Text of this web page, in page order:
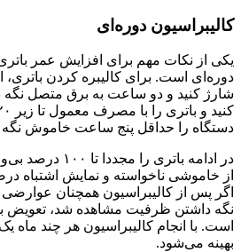
کالیبراسیون دوره‌ای
یکی از نکات مهم برای افزایش عمر
شارژ کنید و دو ساعت به برق متصل نگه
دستگاه را حداقل پنج ساعت خاموش نگه
در ادامه باتری
از خاموشی ناخواسته و نمایش اشتباه
اگر پس از کالیبراسیون همچنان
نگه داشتن ظرفیت مشاهده شد، تعویض
است. با انجام کالیبراسیون هر چند ماه
بهینه می‌شود.